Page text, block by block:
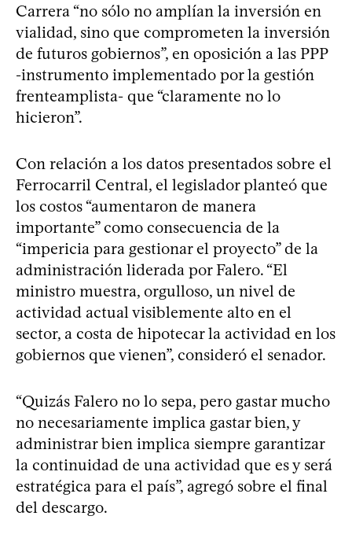
Carrera “no sólo no amplían la inversión en
vialidad, sino que comprometen la inversión
de futuros gobiernos”, en oposición a las PPP
-instrumento implementado por la gestión
frenteamplista- que “claramente no lo
hicieron”.
Con relación a los datos presentados sobre el
Ferrocarril Central, el legislador planteó que
los costos “aumentaron de manera
importante” como consecuencia de la
“impericia para gestionar el proyecto” de la
administración liderada por Falero. “El
ministro muestra, orgulloso, un nivel de
actividad actual visiblemente alto en el
sector, a costa de hipotecar la actividad en los
gobiernos que vienen”, consideró el senador.
“Quizás Falero no lo sepa, pero gastar mucho
no necesariamente implica gastar bien, y
administrar bien implica siempre garantizar
la continuidad de una actividad que es y será
estratégica para el país”, agregó sobre el final
del descargo.